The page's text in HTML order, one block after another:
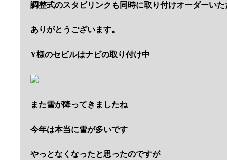
調整式のスタビリンクも同時に取り付けオーダーい
ありがとうございます。
Y様のセビルはナビの取り付け中
また雪が降ってきましたね
今年は本当に雪が多いです
やっとなくなったと思ったのですが